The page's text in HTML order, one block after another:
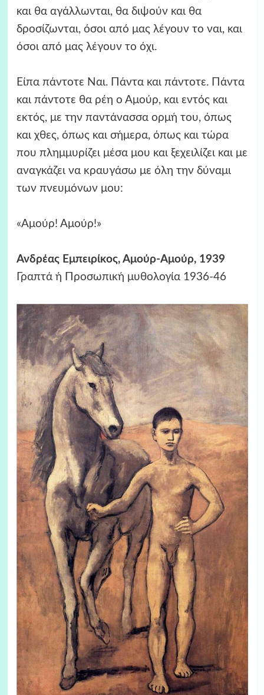
και θα αγάλλωνται, θα διψούν και θα
δροσίζωνται, όσοι από μας λέγουν το ναι, και
όσοι από μας λέγουν το όχι.
Είπα πάντοτε Ναι. Πάντα και πάντοτε. Πάντα
και πάντοτε θα ρέη ο Αμούρ, και εντός και
εκτός, με την παντάνασσα ορμή του, όπως
και χθες, όπως και σήμερα, όπως και τώρα
που πλημμυρίζει μέσα μου και ξεχειλίζει και με
αναγκάζει να κραυγάσω με όλη την δύναμι
των πνευμόνων μου:
«Αμούρ! Αμούρ!»
Ανδρέας Εμπειρίκος, Αμούρ-Αμούρ, 1939
Γραπτά ή Προσωπική μυθολογία 1936-46